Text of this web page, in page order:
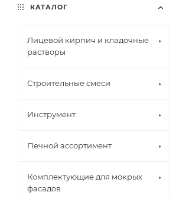
КАТАЛОГ
Лицевой кирпич и кладочные
растворы
Строительные смеси
Инструмент
Печной ассортимент
Комплектующие для мокрых
фасадов